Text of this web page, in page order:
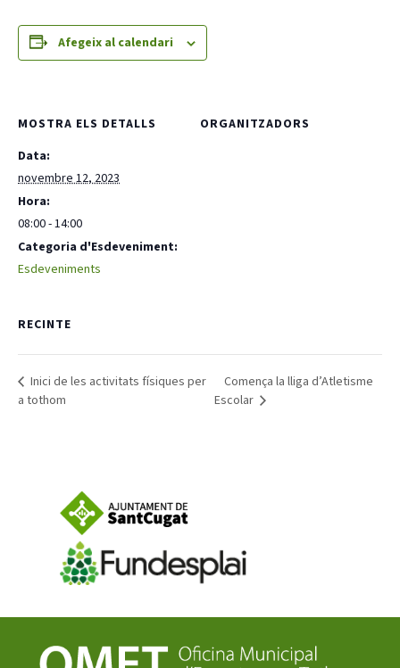
Afegeix al calendari
MOSTRA ELS DETALLS
Data:
novembre 12, 2023
Hora:
08:00 - 14:00
Categoria d'Esdeveniment:
Esdeveniments
ORGANITZADORS
RECINTE
Inici de les activitats físiques per
a tothom
Comença la lliga d’Atletisme
Escolar
CONEIX FUNDESPLAI
L'equip
Missió i valors
Els comptes clars
Memòria d'activitats
Proposta educativa
Notícies
Butlletins
Xarxes socials
COL·LABORA
Treballa amb nosaltres